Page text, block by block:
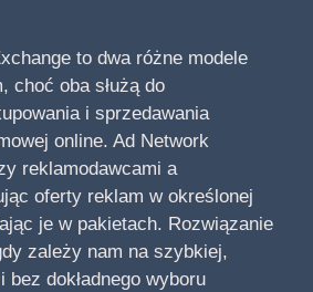
to dwa różne modele
choć oba służą do
i sprzedawania
online. Ad Network
reklamodawcami a
oferty reklam w określonej
je w pakietach. Rozwiązanie
zależy nam na szybkiej,
dokładnego wyboru